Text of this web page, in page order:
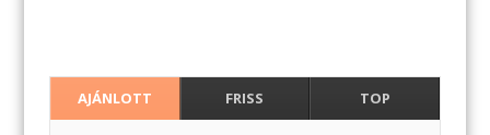
AJÁNLOTT FRISS TOP